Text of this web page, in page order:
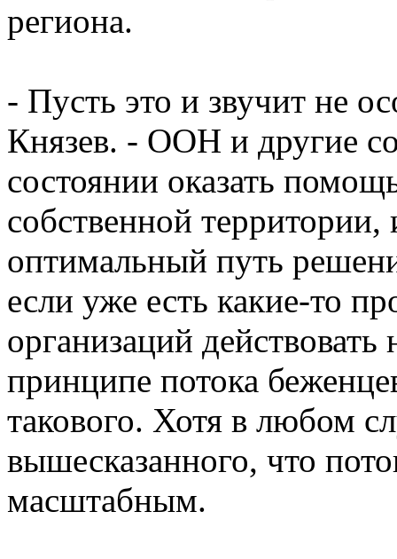
региона.
- Пусть это и звучит не
Князев. - ООН и другие
состоянии оказать
собственной территории,
оптимальный путь
если уже есть какие-то
организаций
принципе потока
такового. Хотя в любом
вышесказанного, что
масштабным.